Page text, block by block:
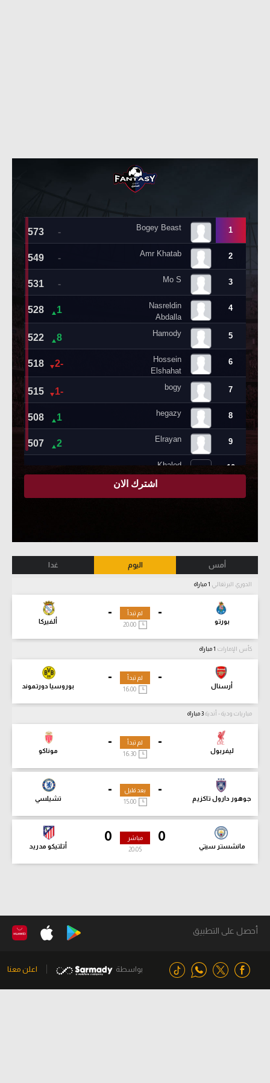
أمس اليوم غدا
الدوري البرتغالي
-
بورتو
-
ألفيركا
لم تبدأ
كأس الإمارات
-
أرسنال
-
بوروسيا دورتموند
لم تبدأ
مباريات ودية - أندية
-
ليفربول
-
موناكو
لم تبدأ
-
جوهور دارول تاكزيم
-
تشيلسي
بعد قليل
15:00
0
مانشستر سيتي
0
أتلتيكو مدريد
مباشر
20:07
أحصل على التطبيق
بواسطة اعلن معنا